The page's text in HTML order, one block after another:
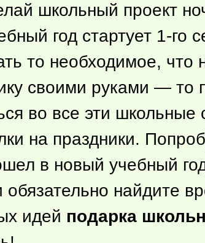
школьный проект
год стартует 1-
то необходимое, что
своими руками — то
во все эти
на праздники.
в новый учебный
найдите
идей подарка